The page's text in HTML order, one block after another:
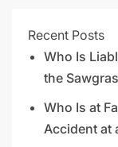
Recent Posts
Who Is
the
Who Is at
Accident at